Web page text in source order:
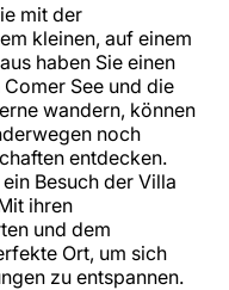
mit der
kleinen, auf einem
haben Sie einen
See und die
wandern, können
noch
entdecken.
Besuch der Villa
ihren
und dem
Ort, um sich
zu entspannen.